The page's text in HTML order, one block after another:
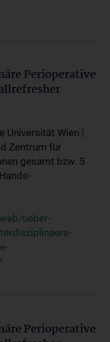
Perioperative
Universität Wien |
Zentrum für
gesamt bzw. 5
ueber-
Perioperative